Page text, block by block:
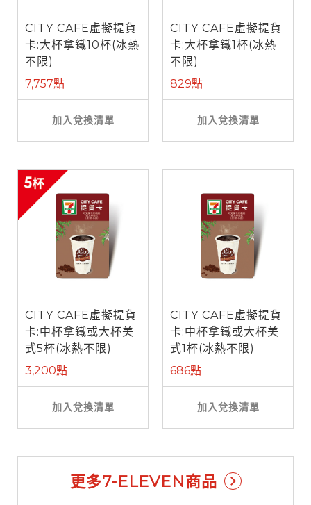
CITY CAFE虛擬提貨
卡:大杯拿鐵10杯(冰熱
不限)
7,757點
加入兌換清單
CITY CAFE虛擬提貨
卡:大杯拿鐵1杯(冰熱
不限)
829點
加入兌換清單
CITY CAFE虛擬提貨
卡:中杯拿鐵或大杯美
式5杯(冰熱不限)
3,200點
加入兌換清單
CITY CAFE虛擬提貨
卡:中杯拿鐵或大杯美
式1杯(冰熱不限)
686點
加入兌換清單
更多7-ELEVEN商品